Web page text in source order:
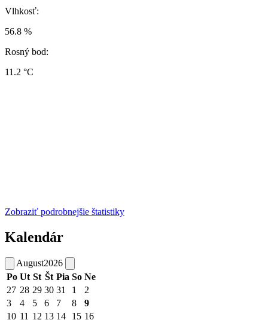
Vlhkosť:
56.8 %
Rosný bod:
11.2 °C
Zobraziť podrobnejšie štatistiky
Kalendár
August2026
Po Ut St Št Pia So Ne
27 28 29 30 31 1
2
3
4 5 6 7 8
9
10 11 12 13 14 15 16